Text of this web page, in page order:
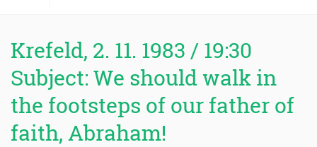
Krefeld, 2. 11. 1983 / 19:30
Subject: We should walk in
the footsteps of our father of
faith, Abraham!